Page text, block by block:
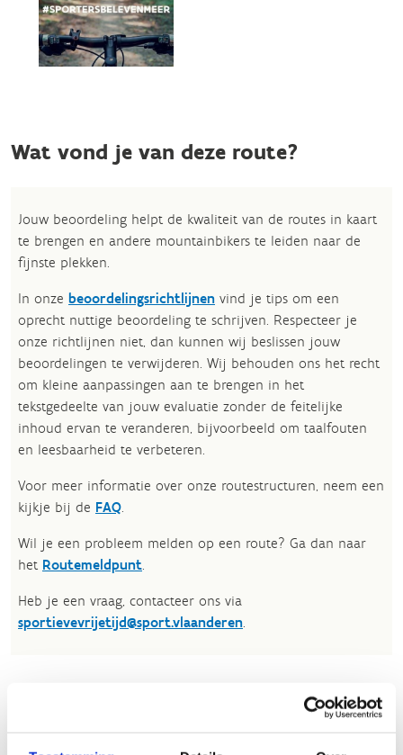
Wat vond je van deze route?
Jouw beoordeling helpt de kwaliteit van de routes in kaart
te brengen en andere mountainbikers te leiden naar de
fijnste plekken.
In onze beoordelingsrichtlijnen vind je tips om een
oprecht nuttige beoordeling te schrijven. Respecteer je
onze richtlijnen niet, dan kunnen wij beslissen jouw
beoordelingen te verwijderen. Wij behouden ons het recht
om kleine aanpassingen aan te brengen in het
tekstgedeelte van jouw evaluatie zonder de feitelijke
inhoud ervan te veranderen, bijvoorbeeld om taalfouten
en leesbaarheid te verbeteren.​
Voor meer informatie over onze routestructuren, neem een
kijkje bij de FAQ.
Wil je een probleem melden op een route? Ga dan naar
het Routemeldpunt.
Heb je een vraag, contacteer ons via
sportievevrijetijd@sport.vlaanderen.​